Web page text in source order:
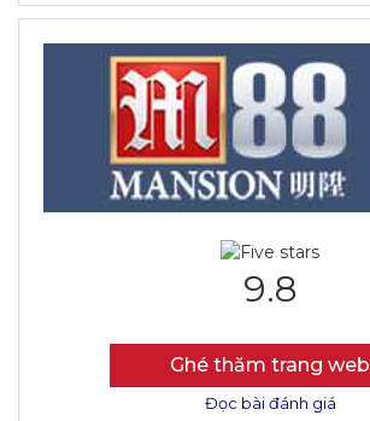
9.8
Ghé thăm trang web
Đọc bài đánh giá